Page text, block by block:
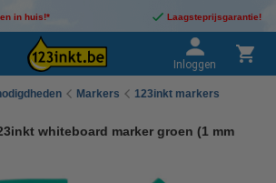
in huis!* Laagsteprijsgarantie!
Inloggen
Markers 123inkt markers
whiteboard marker groen (1 mm